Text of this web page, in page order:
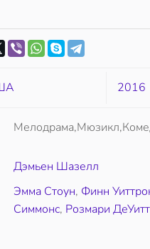
2016
Дэмьен Шазелл
Эмма Стоун, Финн
Симмонс, Розмари ДеУитт